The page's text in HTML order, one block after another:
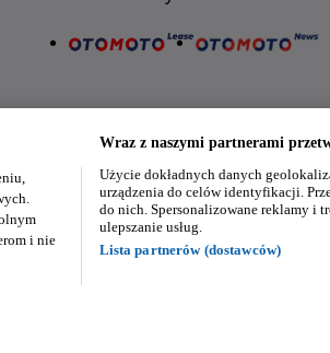
Nasze aplikacje w twoim telefonie
i nie
Wraz z naszymi partnerami
Użycie dokładnych danych
urządzenia do celów identyfikacji.
do nich. Spersonalizowane reklamy i
ulepszanie usług.
Lista partnerów (dostawców)